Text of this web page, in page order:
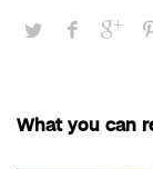
What you can